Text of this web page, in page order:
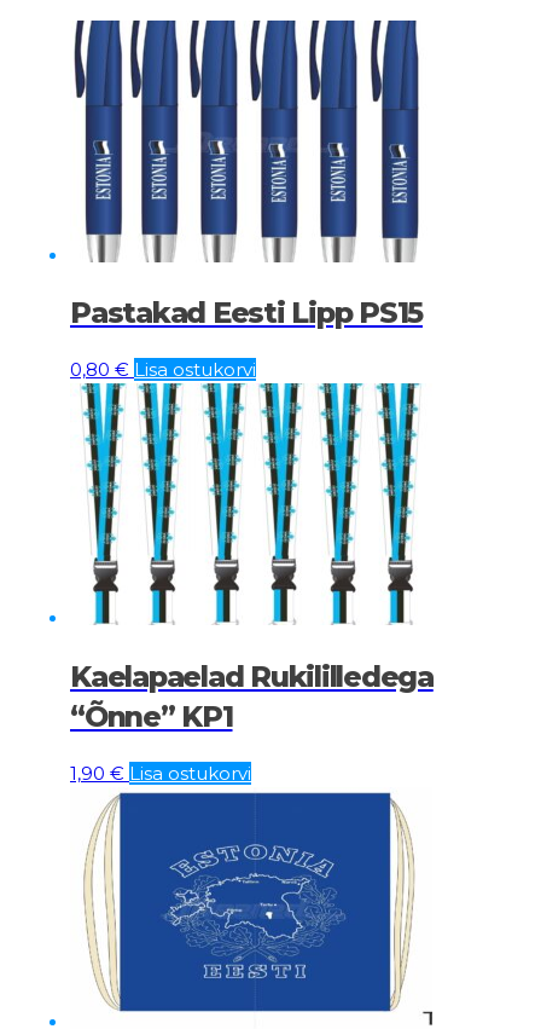
Pastakad Eesti Lipp PS15
0,80 € Lisa ostukorvi
Kaelapaelad Rukililledega
“Õnne” KP1
1,90 € Lisa ostukorvi